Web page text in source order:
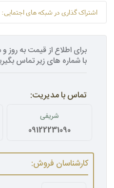
اشتراک گذاری در شبکه های اجتمایی:
برای اطلاع از قیمت به
با شماره های زیر تماس
تماس با مدیریت:
شریفی
09122231090
کارشناسان فروش: